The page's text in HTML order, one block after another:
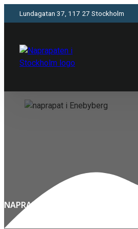
Lundagatan 37, 117 27 Stockholm
NAPRAPAT ENEBYBERG